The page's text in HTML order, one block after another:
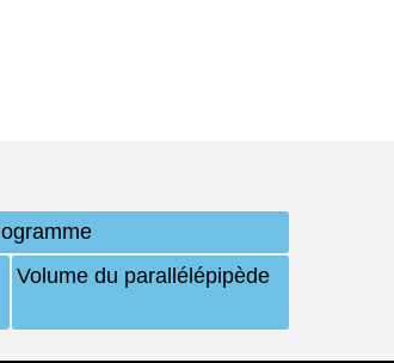
Volume du parallélépipède